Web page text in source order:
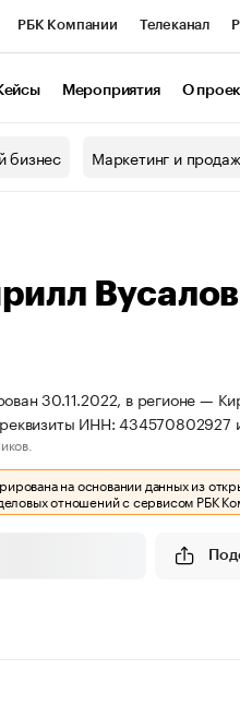
РБК Компании Телеканал
Мероприятия О
бизнес Маркетинг и
30.11.2022, в регионе —
реквизиты ИНН:
на основании данных из
отношений с сервисом РБК